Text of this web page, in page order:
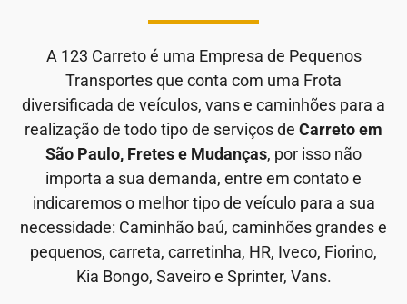
A 123 Carreto é uma Empresa de Pequenos
Transportes que conta com uma Frota
diversificada de veículos, vans e caminhões para a
realização de todo tipo de serviços de Carreto em
São Paulo, Fretes e Mudanças, por isso não
importa a sua demanda, entre em contato e
indicaremos o melhor tipo de veículo para a sua
necessidade: Caminhão baú, caminhões grandes e
pequenos, carreta, carretinha, HR, Iveco, Fiorino,
Kia Bongo, Saveiro e Sprinter, Vans.